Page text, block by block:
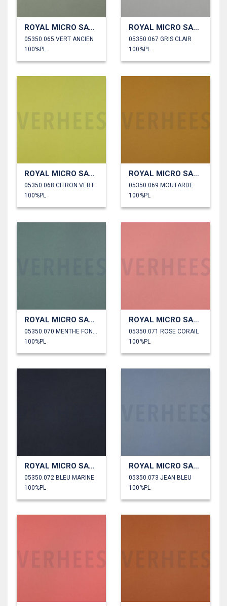
ROYAL MICRO SATIN
05350.065 VERT ANCIEN
100%PL
ROYAL MICRO SATIN
05350.067 GRIS CLAIR
100%PL
ROYAL MICRO SATIN
05350.068 CITRON VERT
100%PL
ROYAL MICRO SATIN
05350.069 MOUTARDE
100%PL
ROYAL MICRO SATIN
100%PL
ROYAL MICRO SATIN
05350.071 ROSE CORAIL
100%PL
ROYAL MICRO SATIN
05350.072 BLEU MARINE
100%PL
ROYAL MICRO SATIN
05350.073 JEAN BLEU
100%PL